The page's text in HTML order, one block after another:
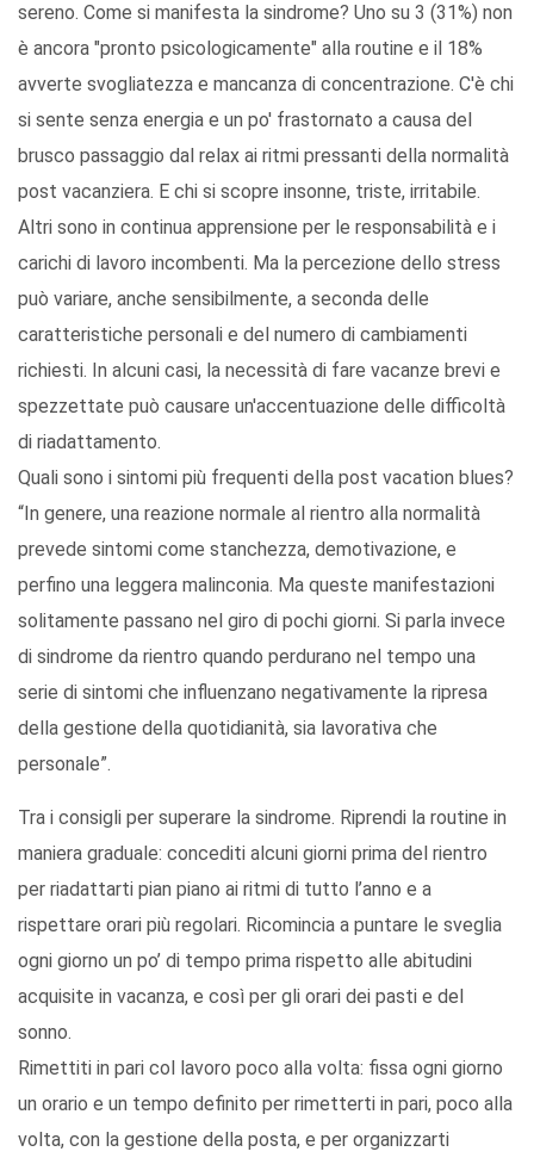
sereno. Come si manifesta la sindrome? Uno su 3 (31%) non
è ancora "pronto psicologicamente" alla routine e il 18%
avverte svogliatezza e mancanza di concentrazione. C'è chi
si sente senza energia e un po' frastornato a causa del
brusco passaggio dal relax ai ritmi pressanti della normalità
post vacanziera. E chi si scopre insonne, triste, irritabile.
Altri sono in continua apprensione per le responsabilità e i
carichi di lavoro incombenti. Ma la percezione dello stress
può variare, anche sensibilmente, a seconda delle
caratteristiche personali e del numero di cambiamenti
richiesti. In alcuni casi, la necessità di fare vacanze brevi e
spezzettate può causare un'accentuazione delle difficoltà
di riadattamento.
Quali sono i sintomi più frequenti della post vacation blues?
“In genere, una reazione normale al rientro alla normalità
prevede sintomi come stanchezza, demotivazione, e
perfino una leggera malinconia. Ma queste manifestazioni
solitamente passano nel giro di pochi giorni. Si parla invece
di sindrome da rientro quando perdurano nel tempo una
serie di sintomi che influenzano negativamente la ripresa
della gestione della quotidianità, sia lavorativa che
personale”.
Tra i consigli per superare la sindrome. Riprendi la routine in
maniera graduale: concediti alcuni giorni prima del rientro
per riadattarti pian piano ai ritmi di tutto l’anno e a
rispettare orari più regolari. Ricomincia a puntare le sveglia
ogni giorno un po’ di tempo prima rispetto alle abitudini
acquisite in vacanza, e così per gli orari dei pasti e del
sonno.
Rimettiti in pari col lavoro poco alla volta: fissa ogni giorno
un orario e un tempo definito per rimetterti in pari, poco alla
volta, con la gestione della posta, e per organizzarti